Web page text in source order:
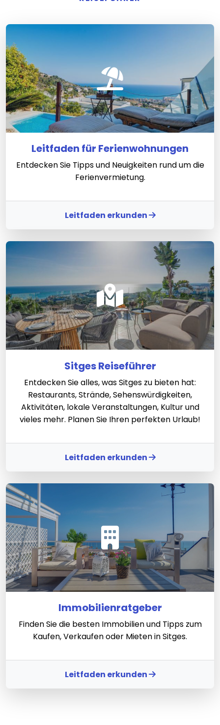
Leitfaden für Ferienwohnungen
Entdecken Sie Tipps und Neuigkeiten rund um die
Ferienvermietung.
Leitfaden erkunden
Sitges Reiseführer
Entdecken Sie alles, was Sitges zu bieten hat:
Restaurants, Strände, Sehenswürdigkeiten,
Aktivitäten, lokale Veranstaltungen, Kultur und
vieles mehr. Planen Sie Ihren perfekten Urlaub!
Leitfaden erkunden
Immobilienratgeber
Finden Sie die besten Immobilien und Tipps zum
Kaufen, Verkaufen oder Mieten in Sitges.
Leitfaden erkunden